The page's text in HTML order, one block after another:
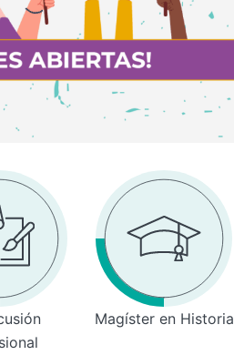
Magíster en Historia